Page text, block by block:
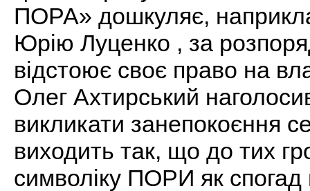
ПОРА» дошкуляє,
Юрію Луценко , за
відстоює своє право на
Олег Ахтирський
викликати занепокоєння
виходить так, що до тих
символіку ПОРИ як